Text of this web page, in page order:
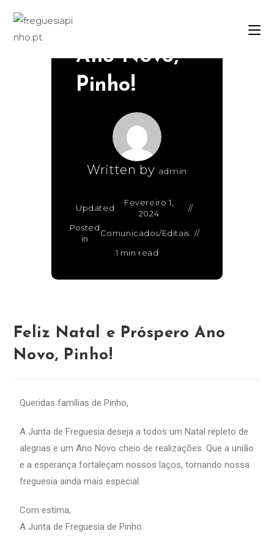
Ano Novo,
Pinho!
Written by admin
Updated
Fevereiro 1,
2024
Posted
in
Comunicados/Editais
1 min read
Feliz Natal e Próspero Ano
Novo, Pinho!
Queridas famílias de Pinho,
A Junta de Freguesia deseja a todos um Natal repleto de
alegrias e um Ano Novo cheio de realizações. Que a união
e a esperança fortaleçam nossos laços, tornando nossa
freguesia ainda mais especial.
Com estima,
A Junta de Freguesia de Pinho